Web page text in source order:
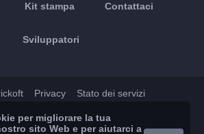
Kit stampa Contattaci
Sviluppatori
Privacy Stato dei servizi
Store Google Play
per migliorare la tua
sito Web e per aiutarci a